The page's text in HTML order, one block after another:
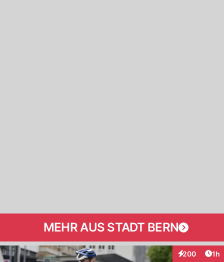
MEHR AUS STADT BERN
200
Interaktionen
1h